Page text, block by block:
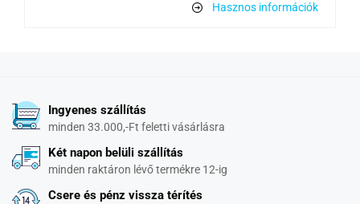
Hasznos információk
Ingyenes szállítás
minden 33.000,-Ft feletti vásárlásra
Két napon belüli szállítás
minden raktáron lévő termékre 12-ig
Csere és pénz vissza térítés